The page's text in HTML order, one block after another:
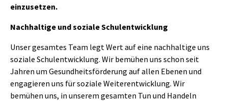
einzusetzen.
Nachhaltige und soziale Schulentwicklung
Unser gesamtes Team legt Wert auf eine nachhaltige uns
soziale Schulentwicklung. Wir bemühen uns schon seit
Jahren um Gesundheitsförderung auf allen Ebenen und
engagieren uns für soziale Weiterentwicklung. Wir
bemühen uns, in unserem gesamten Tun und Handeln